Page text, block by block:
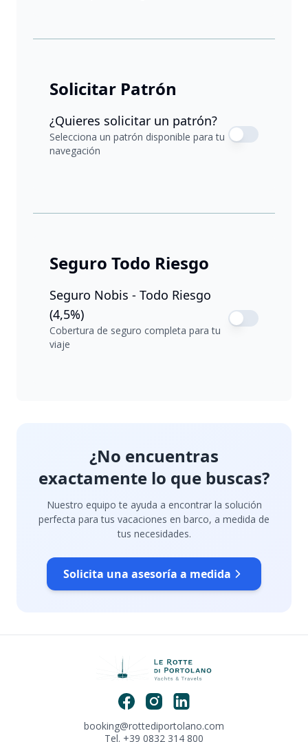
Solicitar Patrón
¿Quieres solicitar un patrón?
Selecciona un patrón disponible para tu
navegación
Seguro Todo Riesgo
Seguro Nobis - Todo Riesgo
(4,5%)
Cobertura de seguro completa para tu
viaje
¿No encuentras
exactamente lo que buscas?
Nuestro equipo te ayuda a encontrar la solución
perfecta para tus vacaciones en barco, a medida de
tus necesidades.
Solicita una asesoría a medida
booking@rottediportolano.com
Tel. +39 0832 314 800